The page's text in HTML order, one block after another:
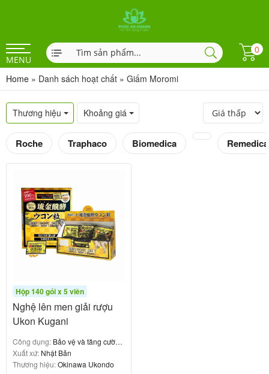
MENU
0
Home » Danh sách hoạt chất » Giấm Moromi
Thương hiệu Khoảng giá
Roche Traphaco Biomedica Remedica
Hộp 140 gói x 5 viên
Nghệ lên men giải rượu
Ukon Kugani
Công dụng: Bảo vệ và tăng cường
chức năng gan
Xuất xứ: Nhật Bản
Thương hiệu:Okinawa Ukondo